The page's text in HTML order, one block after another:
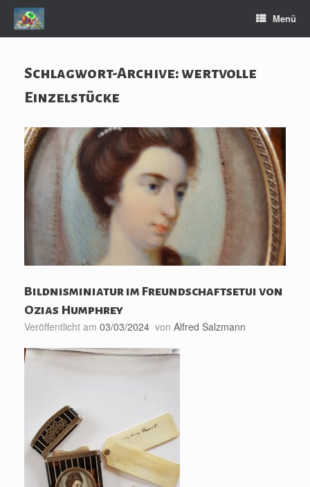
Zum
Inhalt
springen
Menü
Schlagwort-Archive:wertvolle
Einzelstücke
Bildnisminiatur im Freundschaftsetui von
Ozias Humphrey
Veröffentlicht am 03/03/2024 von Alfred Salzmann